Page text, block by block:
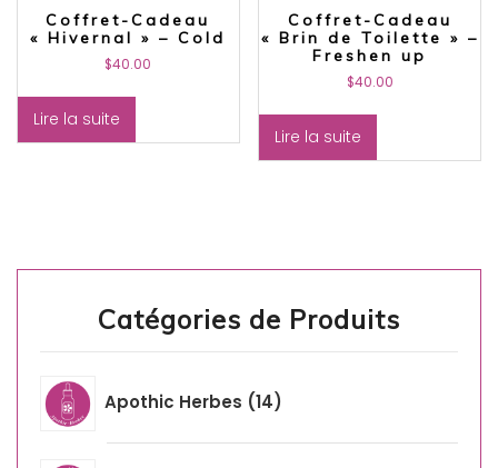
Coffret-Cadeau
« Hivernal » – Cold
$40.00
Lire la suite
Coffret-Cadeau
« Brin de Toilette » –
Freshen up
$40.00
Lire la suite
Catégories de Produits
Apothic Herbes 14